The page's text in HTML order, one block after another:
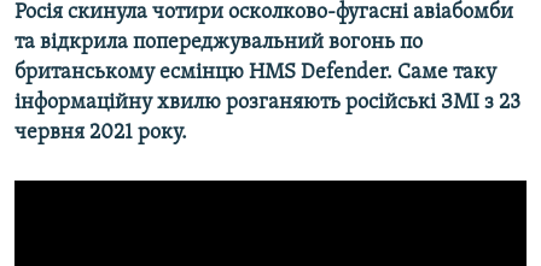
Росія скинула чотири осколково-фугасні авіабомби
та відкрила попереджувальний вогонь по
британському есмінцю HMS Defender. Саме таку
інформаційну хвилю розганяють російські ЗМІ з 23
червня 2021 року.